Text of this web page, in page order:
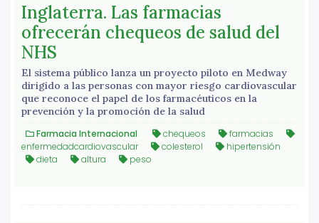
Inglaterra. Las farmacias
ofrecerán chequeos de salud del
NHS
El sistema público lanza un proyecto piloto en Medway
dirigido a las personas con mayor riesgo cardiovascular
que reconoce el papel de los farmacéuticos en la
prevención y la promoción de la salud
Farmacia Internacional chequeos
farmacias
enfermedadcardiovascular
colesterol
hipertensión
dieta
altura peso